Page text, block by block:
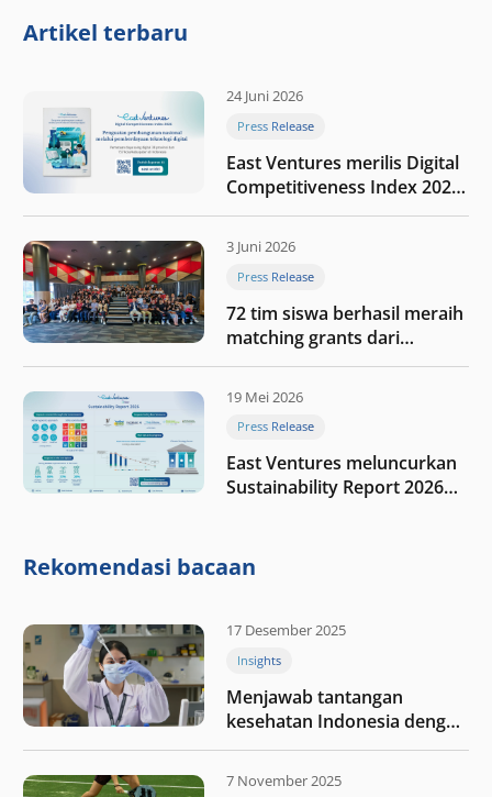
Artikel terbaru
24 Juni 2026
Press Release
East Ventures merilis Digital
Competitiveness Index 2026,
menyoroti fase transformasi
digital Indonesia selanjutnya
3 Juni 2026
Press Release
72 tim siswa berhasil meraih
matching grants dari
program My First $1000
19 Mei 2026
Press Release
East Ventures meluncurkan
Sustainability Report 2026
nilai melalui kedisiplinan”
Rekomendasi bacaan
17 Desember 2025
Insights
Menjawab tantangan
kesehatan Indonesia dengan
berinvestasi di teknologi
kesehatan
7 November 2025